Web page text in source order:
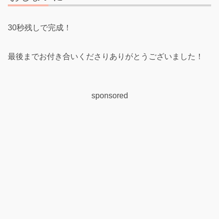
30秒残しで完成！
最後までお付き合いくださりありがとうございました！
sponsored